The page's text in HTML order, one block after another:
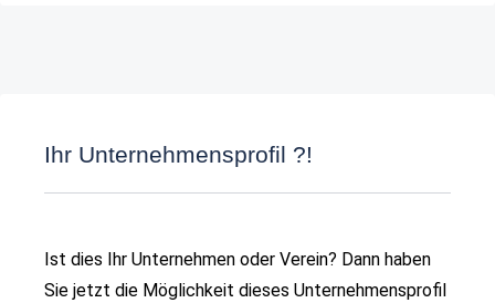
Ihr Unternehmensprofil ?!
Ist dies Ihr Unternehmen oder Verein? Dann haben
Sie jetzt die Möglichkeit dieses Unternehmensprofil